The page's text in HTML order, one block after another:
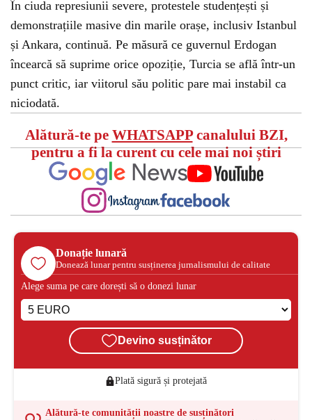
În ciuda represiunii severe, protestele studențești și
demonstrațiile masive din marile orașe, inclusiv Istanbul
și Ankara, continuă. Pe măsură ce guvernul Erdogan
încearcă să suprime orice opoziție, Turcia se află într-un
punct critic, iar viitorul său politic pare mai instabil ca
niciodată.
Alătură-te pe WHATSAPPcanalului BZI,
pentru a fi la curent cu cele mai noi știri
Donație lunară
Donează lunar pentru susținerea jurnalismului de calitate
Alege suma pe care dorești să o donezi lunar
Devino susținător
Plată sigură și protejată
Alătură-te comunității noastre de susținători